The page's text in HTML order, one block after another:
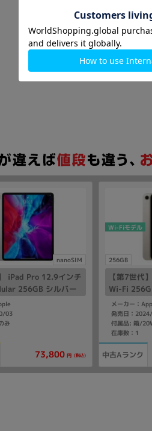
nanoSIM
iPad Pro 12.9インチ
256GB シルバー
A2232 【国内版SIM
03
み
73,800 円 (税込)
256GB
Wi-Fiモデル
【第7世代
Wi-Fi
D3J/A
メーカー：
発売日：
在庫数：1
中古Aランク